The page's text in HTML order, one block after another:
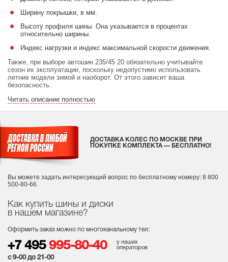
Ширину покрышки, в мм.
Высоту профиля шины. Она указывается в процентах
относительно ширины.
Индекс нагрузки и индекс максимальной скорости движения.
Также, при выборе автошин 235/45 20 обязательно учитывайте
сезон их эксплуатации, поскольку недопустимо использовать
летние модели зимой и наоборот. От этого зависит ваша
безопасность.
Читать описание полностью
Как купить шины и диски
в нашем магазине?
Оформить заказ можно по многоканальному тел:
+7 495 995-80-40
у наших
операторов
с 9-00 до 21-00
ДОСТАВКА КОЛЕС ПО МОСКВЕ ПРИ
ПОКУПКЕ КОМПЛЕКТА — БЕСПЛАТНО!
Вы можете задать интересующий вопрос по бесплатному номеру: 8 800
500-80-66.